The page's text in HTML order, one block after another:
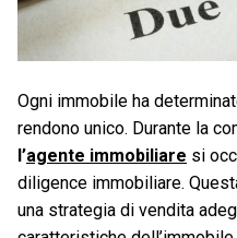
Ogni immobile ha
rendono unico. Durante la
l’agente immobiliare si
diligence immobiliare.
una strategia di vendita